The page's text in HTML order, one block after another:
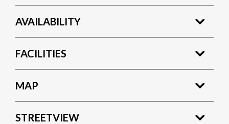
AVAILABILITY
FACILITIES
MAP
STREETVIEW